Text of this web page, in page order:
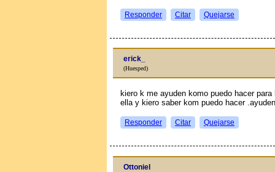
Responder Citar Quejarse
erick_
(Huesped)
kiero k me ayuden komo puedo hacer
ella y kiero saber kom puedo hacer
Responder Citar Quejarse
Ottoniel